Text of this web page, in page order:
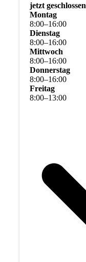
jetzt geschlossen
Montag
8:00–16:00
Dienstag
8:00–16:00
Mittwoch
8:00–16:00
Donnerstag
8:00–16:00
Freitag
8:00–13:00